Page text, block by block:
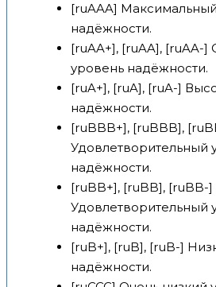
[ruAAA]
надёжности.
[ruAA+], [ruAA], [ruAA-
уровень надёжности.
[ruA+], [ruA], [ruA-]
надёжности.
[ruBBB+], [ruBBB],
Удовлетворительный
надёжности.
[ruBB+], [ruBB], [ruBB-]
Удовлетворительный
надёжности.
[ruB+], [ruB], [ruB-]
надёжности.